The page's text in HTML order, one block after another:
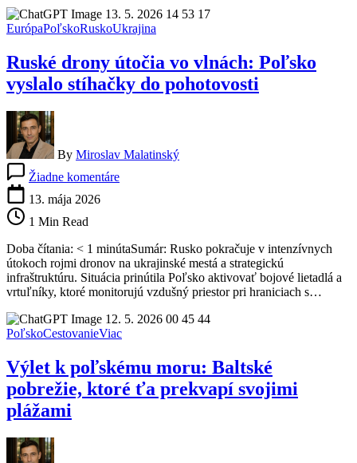
EurópaPoľskoRuskoUkrajina
Ruské drony útočia vo vlnách: Poľsko
vyslalo stíhačky do pohotovosti
By Miroslav Malatinský
Žiadne komentáreRuské
Poľsko
vyslalo
stíhačky
do
pohotovosti
13. mája 2026
1 Min Read
Doba čítania: < 1 minútaSumár: Rusko pokračuje v intenzívnych
útokoch rojmi dronov na ukrajinské mestá a strategickú
infraštruktúru. Situácia prinútila Poľsko aktivovať bojové lietadlá a
vrtuľníky, ktoré monitorujú vzdušný priestor pri hraniciach s…
PoľskoCestovanieViac
Výlet k poľskému moru: Baltské
pobrežie, ktoré ťa prekvapí svojimi
plážami